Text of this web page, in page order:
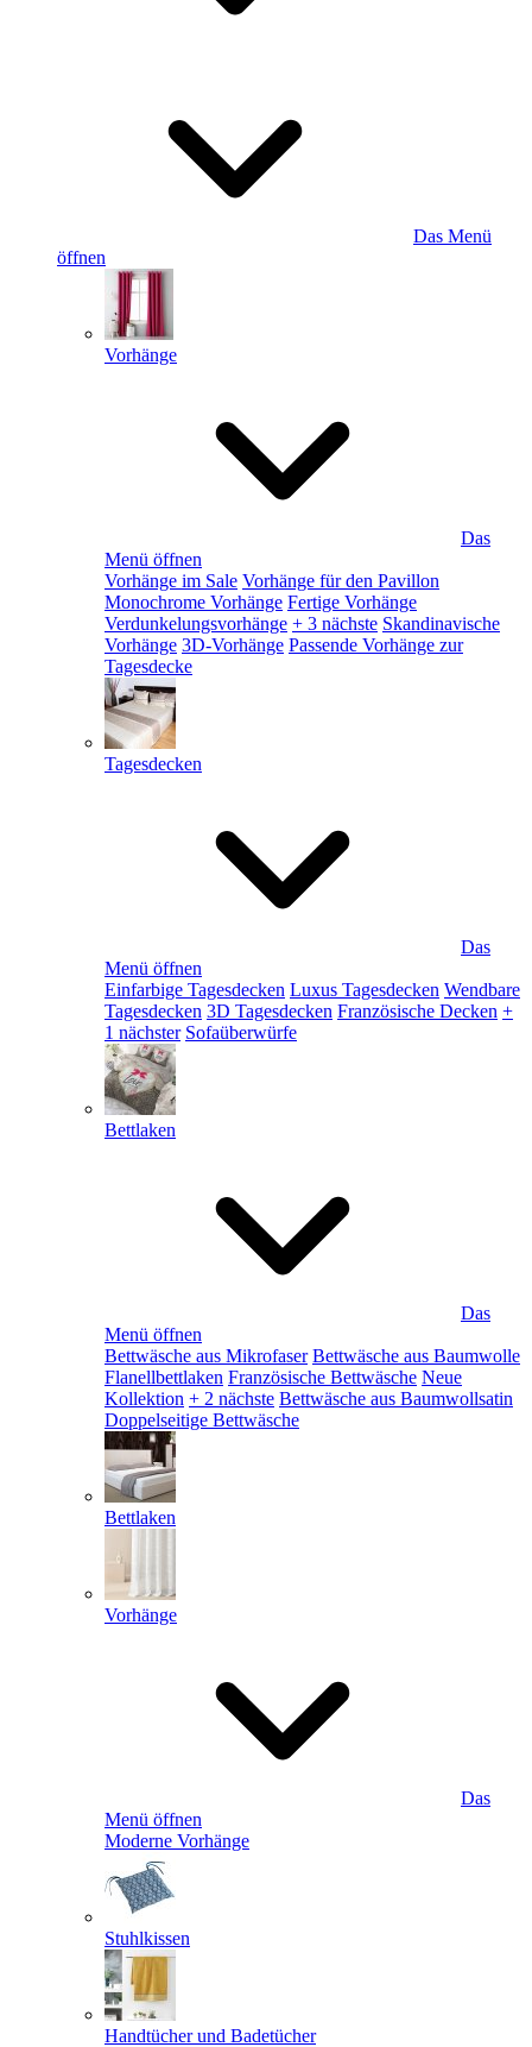
Das Menü
öffnen
Vorhänge
Das
Menü öffnen
Vorhänge im Sale Vorhänge für den Pavillon
Monochrome Vorhänge Fertige Vorhänge
Verdunkelungsvorhänge + 3 nächste Skandinavische
Vorhänge 3D-Vorhänge Passende Vorhänge zur
Tagesdecke
Tagesdecken
Das
Menü öffnen
Einfarbige Tagesdecken Luxus Tagesdecken Wendbare
Tagesdecken 3D Tagesdecken Französische Decken +
1 nächster Sofaüberwürfe
Bettlaken
Das
Menü öffnen
Bettwäsche aus Mikrofaser Bettwäsche aus Baumwolle
Flanellbettlaken Französische Bettwäsche Neue
Kollektion + 2 nächste Bettwäsche aus Baumwollsatin
Doppelseitige Bettwäsche
Bettlaken
Vorhänge
Das
Menü öffnen
Moderne Vorhänge
Stuhlkissen
Handtücher und Badetücher